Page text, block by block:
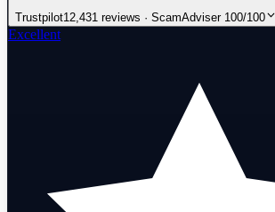
Trustpilot12,431 reviews · ScamAdviser 100/100
Excellent